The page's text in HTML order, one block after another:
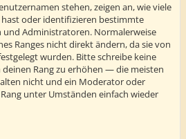
stehen, zeigen an, wie viele
oder identifizieren bestimmte
Administratoren. Normalerweise
Ranges nicht direkt ändern, da sie von
wurden. Bitte schreibe keine
Rang zu erhöhen — die meisten
nicht und ein Moderator oder
unter Umständen einfach wieder